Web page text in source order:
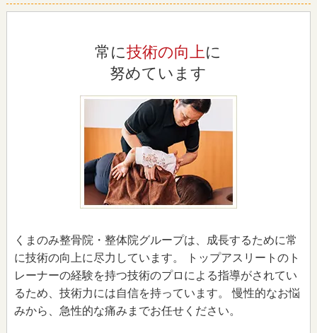
常に技術の向上に
努めています
くまのみ整骨院・整体院グループは、成長するために常
に技術の向上に尽力しています。 トップアスリートのト
レーナーの経験を持つ技術のプロによる指導がされてい
るため、技術力には自信を持っています。 慢性的なお悩
みから、急性的な痛みまでお任せください。